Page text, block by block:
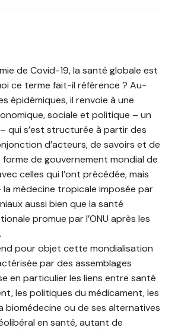
de Covid-19, la santé globale est
ce terme fait-il référence ? Au-
épidémiques, il renvoie à une
sociale et politique – un
qui s’est structurée à partir des
d’acteurs, de savoirs et de
de gouvernement mondial de
celles qui l’ont précédée, mais
la médecine tropicale imposée par
aussi bien que la santé
promue par l’ONU après les
pour objet cette mondialisation
par des assemblages
en particulier les liens entre santé
les politiques du médicament, les
biomédecine ou de ses alternatives
en santé, autant de